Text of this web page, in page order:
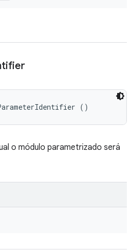
()
o módulo parametrizado será